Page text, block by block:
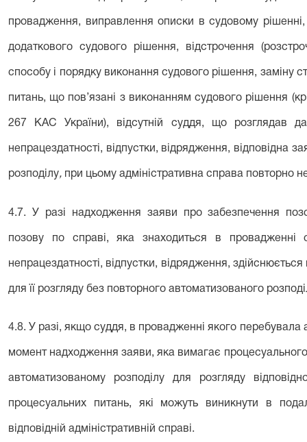
провадження, виправлення описки в судовому
додаткового судового рішення, відстрочення
способу і порядку виконання судового рішення, заміну
питань, що пов’язані з виконанням судового рішення
267 КАС України), відсутній суддя, що розглядав
непрацездатності, відпустки, відрядження, відповідна
розподілу, при цьому адміністративна справа повторно
4.7. У разі надходження заяви про забезпечення
позову по справі, яка знаходиться в провадженні
непрацездатності, відпустки, відрядження,
для її розгляду без повторного автоматизованого
4.8. У разі, якщо суддя, в провадженні якого перебувала
момент надходження заяви, яка вимагає
автоматизованому розподілу для розгляду
процесуальних питань, які можуть виникнути в
відповідній адміністративній справі.